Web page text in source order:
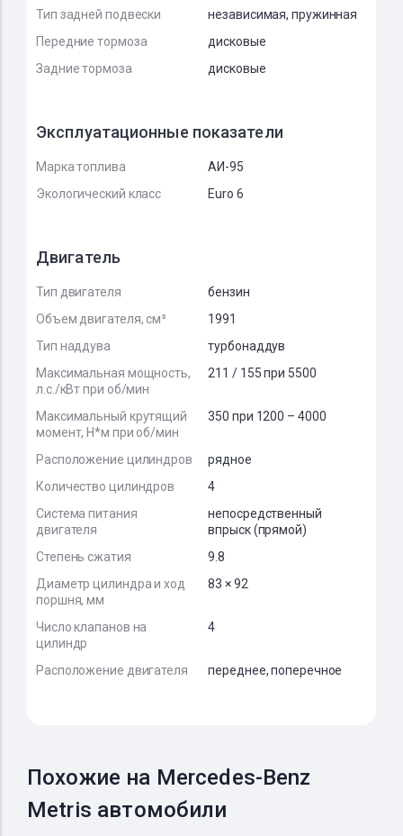
Тип задней подвески
независимая, пружинная
Передние тормоза
дисковые
Задние тормоза
дисковые
Эксплуатационные показатели
Марка топлива
АИ-95
Экологический класс
Euro 6
Двигатель
Тип двигателя
бензин
Объем двигателя, см³
1991
Тип наддува
турбонаддув
Максимальная мощность,
л.с./кВт при об/мин
211 / 155 при 5500
Максимальный крутящий
момент, Н*м при об/мин
350 при 1200 – 4000
Расположение цилиндров
рядное
Количество цилиндров
4
Система питания
двигателя
непосредственный
впрыск (прямой)
Степень сжатия
9.8
Диаметр цилиндра и ход
поршня, мм
83 × 92
Число клапанов на
цилиндр
4
Расположение двигателя переднее, поперечное
Похожие на Mercedes-Benz
Metris автомобили